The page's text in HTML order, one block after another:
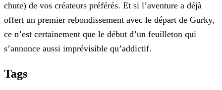
chute) de vos créateurs préférés. Et si l’aventure a déjà
offert un premier rebondissement avec le départ de Gurky,
ce n’est certainement que le début d’un feuilleton qui
s’annonce aussi imprévisible qu’addictif.
Tags